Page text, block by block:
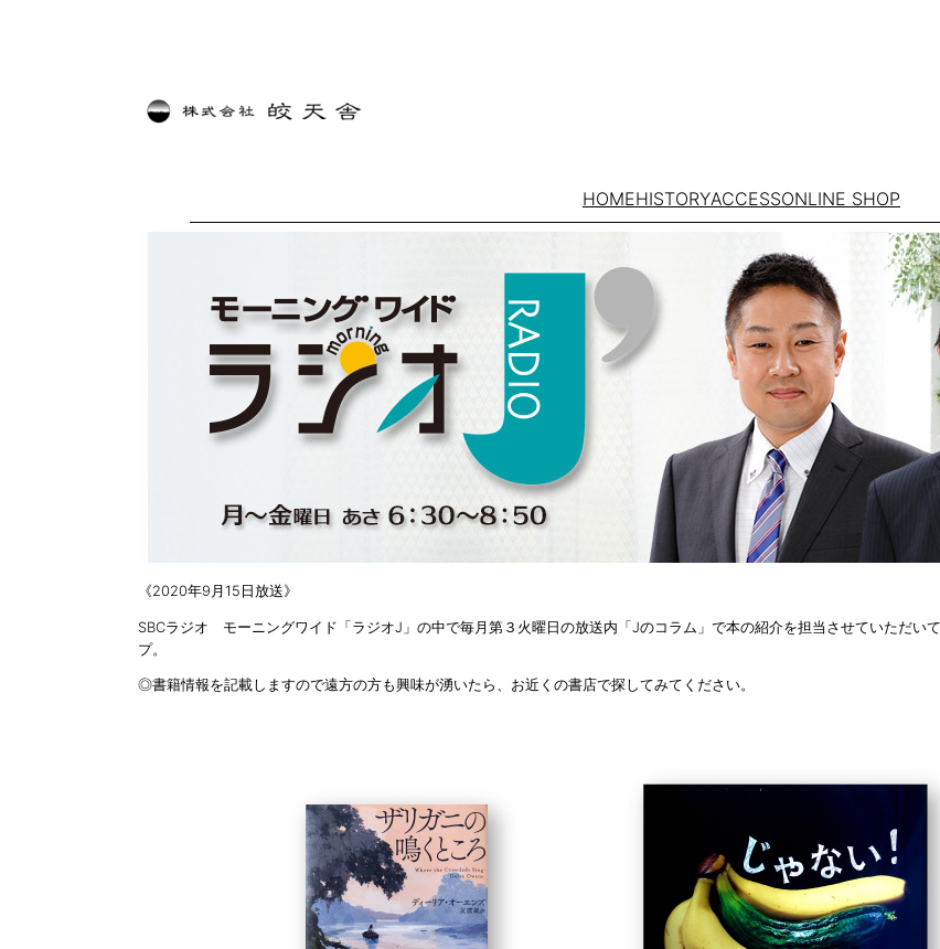
HOMEHISTORYACCESSONLINE SHOP
《2020年9月15日放送》
SBCラジオ モーニングワイド「ラジオJ」の中で毎月第３火曜日の放送内「Jのコラム」で本の紹介を担当させていただい
プ。
◎書籍情報を記載しますので遠方の方も興味が湧いたら、お近くの書店で探してみてください。